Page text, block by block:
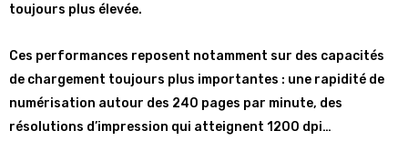
toujours plus élevée.
Ces performances reposent notamment sur des capacités
de chargement toujours plus importantes : une rapidité de
numérisation autour des 240 pages par minute, des
résolutions d’impression qui atteignent 1200 dpi…